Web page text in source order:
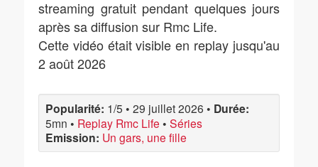
streaming gratuit pendant quelques jours
après sa diffusion sur Rmc Life.
Cette vidéo était visible en replay jusqu'au
2 août 2026
Popularité: 1/5 • 29 juillet 2026 • Durée:
5mn • Replay Rmc Life • Séries
Emission: Un gars, une fille